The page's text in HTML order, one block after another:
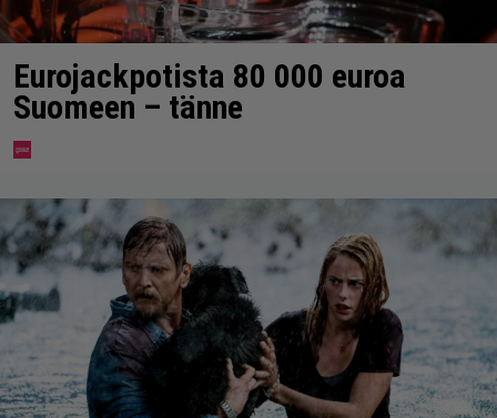
Eurojackpotista 80 000 euroa
Suomeen – tänne